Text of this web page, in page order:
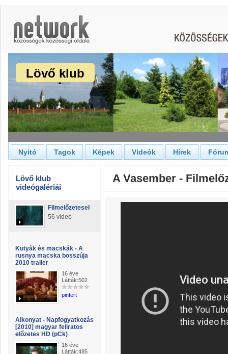
Lövő klub
Nyitó Tagok Képek Videók Hírek
Lövő klub
videógalériái
Filmelőzetesek
56 videó
Kutyák és macskák - A
rusnya macska bosszúja
2010 trailer
16 éve
Látták:502
pintert
Alkonyat - Napfogyatkozás
[2010] magyar feliratos
előzetes HD (pCk)
16 éve
Látták:485
A Vasember -